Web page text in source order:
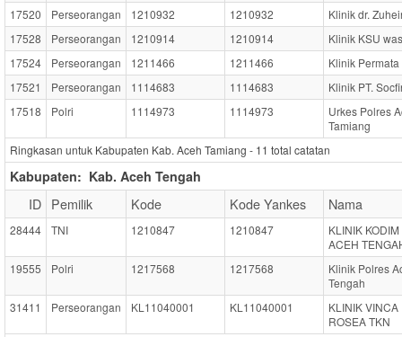
17520
Perseorangan 1210932 1210932
Klinik dr.
17528
Perseorangan 1210914 1210914
Klinik KSU
17524
Perseorangan 1211466 1211466
Klinik Permata
17521
Perseorangan 1114683 1114683
Klinik PT.
17518
Polri 1114973 1114973
Urkes Polres
Tamiang
Ringkasan untuk Kabupaten Kab. Aceh Tamiang - 11 total catatan
Kabupaten: Kab. Aceh Tengah
ID Pemilik Kode Kode Yankes Nama
28444 TNI 1210847 1210847
KLINIK
ACEH
19555
Polri 1217568 1217568
Klinik Polres
Tengah
31411
Perseorangan KL11040001 KL11040001
KLINIK VINCA
ROSEA TKN